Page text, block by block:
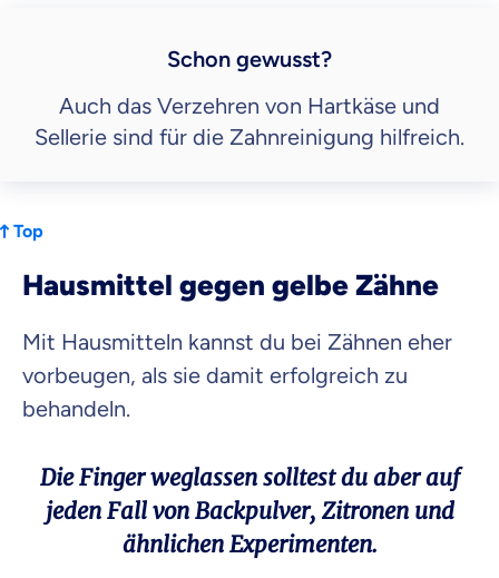
​Schon gewusst?
Auch das Verzehren von Hartkäse und
Sellerie sind für die Zahnreinigung hilfreich.
Top
Hausmittel gegen gelbe Zähne
Mit Hausmitteln kannst du bei Zähnen eher
vorbeugen, als sie damit erfolgreich zu
behandeln.
Die Finger weglassen solltest du aber auf
jeden Fall von Backpulver, Zitronen und
ähnlichen Experimenten.